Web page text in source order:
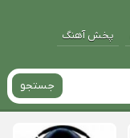
پخش آهنگ
جستجو